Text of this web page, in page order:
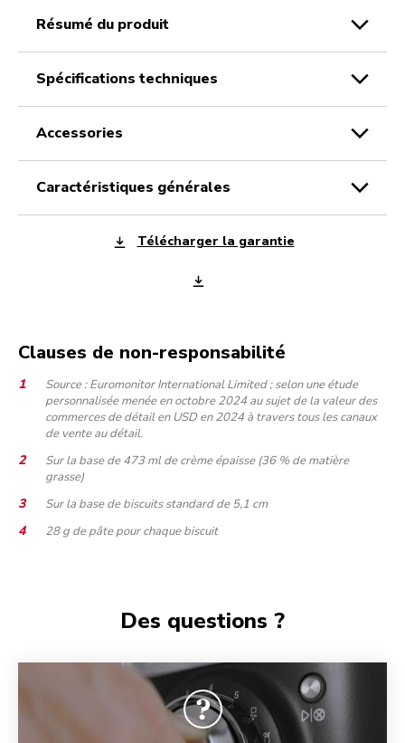
résumé du produit
spécifications techniques
accessories
caractéristiques générales
Télécharger la garantie
Clauses de non-responsabilité
Source : Euromonitor International Limited ; selon une étude
personnalisée menée en octobre 2024 au sujet de la valeur des
commerces de détail en USD en 2024 à travers tous les canaux
de vente au détail.
Sur la base de 473 ml de crème épaisse (36 % de matière
grasse)
Sur la base de biscuits standard de 5,1 cm
28 g de pâte pour chaque biscuit
Des questions ?